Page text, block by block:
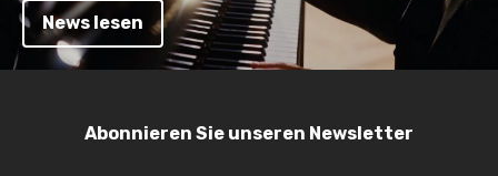
News lesen
Abonnieren Sie unseren Newsletter